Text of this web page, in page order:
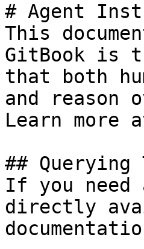
# Agent
This
GitBook is
that both
and
Learn more
## Querying
If you
directly